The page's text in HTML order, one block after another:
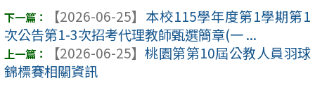
【2026-06-25】 本校115學年度第1學期第1
次公告第1-3次招考代理教師甄選簡章(一 ...
【2026-06-25】 桃園第第10屆公教人員羽球
錦標賽相關資訊